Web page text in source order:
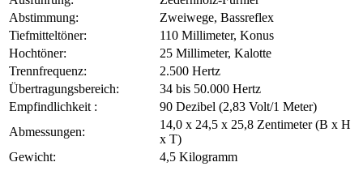
Abstimmung:
Zweiwege, Bassreflex
Tiefmitteltöner:
110 Millimeter, Konus
Hochtöner:
25 Millimeter, Kalotte
Trennfrequenz:
2.500 Hertz
Übertragungsbereich:
34 bis 50.000 Hertz
Empfindlichkeit :
90 Dezibel (2,83 Volt/1 Meter)
Abmessungen:
14,0 x 24,5 x 25,8 Zentimeter (B x H
x T)
Gewicht:
4,5 Kilogramm